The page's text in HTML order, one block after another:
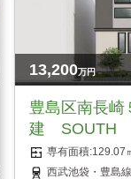
13,200万円
豊島区南長崎
建 SOUTH
129.07
西武池袋・豊島